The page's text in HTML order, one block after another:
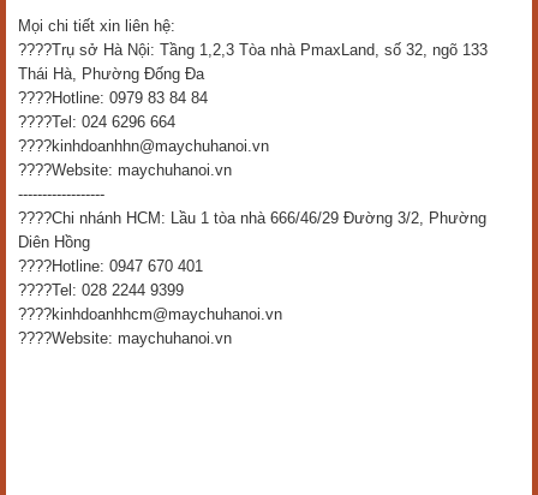
Mọi chi tiết xin liên hệ:
????Trụ sở Hà Nội: Tầng 1,2,3 Tòa nhà PmaxLand, số 32, ngõ 133
Thái Hà, Phường Đống Đa
????Hotline: 0979 83 84 84
????Tel: 024 6296 664
????kinhdoanhhn@maychuhanoi.vn
????Website: maychuhanoi.vn
------------------
????Chi nhánh HCM: Lầu 1 tòa nhà 666/46/29 Đường 3/2, Phường
Diên Hồng
????Hotline: 0947 670 401
????Tel: 028 2244 9399
????kinhdoanhhcm@maychuhanoi.vn
????Website: maychuhanoi.vn